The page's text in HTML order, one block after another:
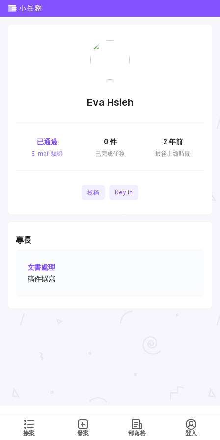
接案 發案 部落格 登入
Eva Hsieh
E-mail 驗證
已通過
已完成任務
0 件
最後上線時間
2 年前
校稿 Key in
專長
文書處理
稿件撰寫